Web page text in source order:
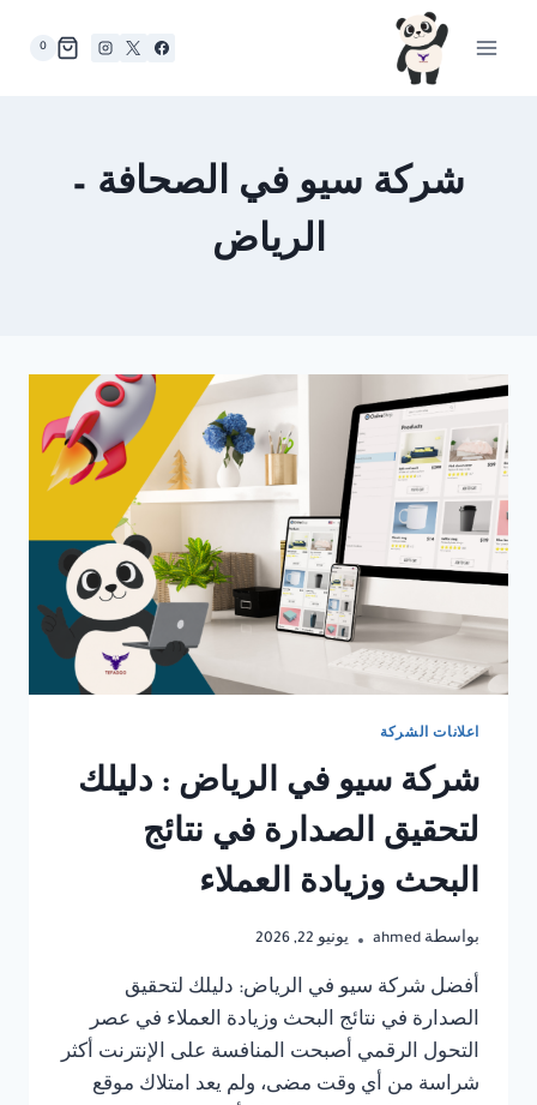
0
شركة سيو في الصحافة –
الرياض
اعلانات الشركة
شركة سيو في الرياض : دليلك
لتحقيق الصدارة في نتائج
البحث وزيادة العملاء
بواسطة ahmed يونيو 22, 2026
أفضل شركة سيو في الرياض: دليلك لتحقيق
الصدارة في نتائج البحث وزيادة العملاء في عصر
التحول الرقمي أصبحت المنافسة على الإنترنت أكثر
شراسة من أي وقت مضى، ولم يعد امتلاك موقع